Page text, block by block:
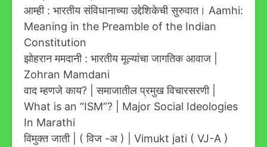
आम्ही : भारतीय संविधानाच्या उद्देशिकेची सुरुवात। Aamhi:
Meaning in the Preamble of the Indian
Constitution
झोहरान ममदानी : भारतीय मूल्यांचा जागतिक आवाज |
Zohran Mamdani
वाद म्हणजे काय? | समाजातील प्रमुख विचारसरणी |
What is an “ISM”? | Major Social Ideologies
In Marathi
विमुक्त जाती | ( विज -अ ) | Vimukt jati ( VJ-A )